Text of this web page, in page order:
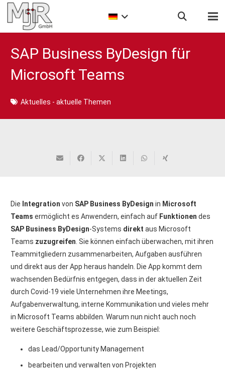
SAP Business ByDesign für
Microsoft Teams
Aktuelles - aktuelle Themen
Die Integration von SAP Business ByDesign in Microsoft
Teams ermöglicht es Anwendern, einfach auf Funktionen des
SAP Business ByDesign-Systems direkt aus Microsoft
Teams zuzugreifen . Sie können einfach überwachen, mit ihren
Teammitgliedern zusammenarbeiten, Aufgaben ausführen
und direkt aus der App heraus handeln. Die App kommt dem
wachsenden Bedürfnis entgegen, dass in der aktuellen Zeit
durch Covid-19 viele Unternehmen ihre Meetings,
Aufgabenverwaltung, interne Kommunikation und vieles mehr
in Microsoft Teams abbilden. Warum nun nicht auch noch
weitere Geschäftsprozesse, wie zum Beispiel:
das Lead/Opportunity Management
bearbeiten und verwalten von Projekten